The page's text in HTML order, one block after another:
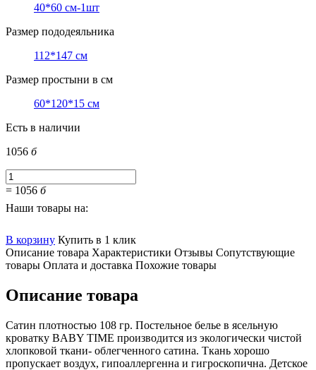
40*60 см-1шт
Размер пододеяльника
112*147 см
Размер простыни в см
60*120*15 см
Есть в наличии
1056 б
= 1056 б
Наши товары на:
В корзину Купить в 1 клик
Описание товара Характеристики Отзывы Сопутствующие
товары Оплата и доставка Похожие товары
Описание товара
Сатин плотностью 108 гр. Постельное белье в ясельную
кроватку BABY TIME производится из экологически чистой
хлопковой ткани- облегченного сатина. Ткань хорошо
пропускает воздух, гипоаллергенна и гигроскопична. Детское